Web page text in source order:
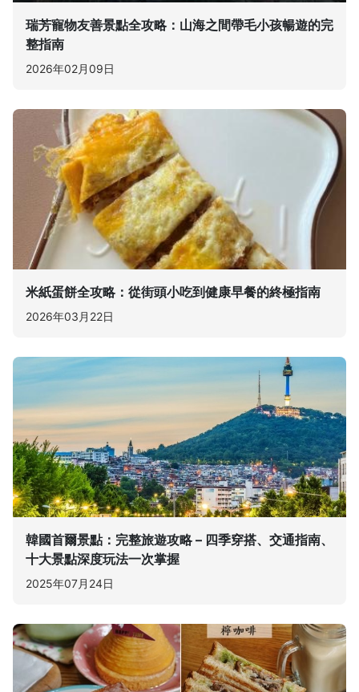
瑞芳寵物友善景點全攻略：山海之間帶毛小孩暢遊的完
整指南
2026年02月09日
米紙蛋餅全攻略：從街頭小吃到健康早餐的終極指南
2026年03月22日
韓國首爾景點：完整旅遊攻略 – 四季穿搭、交通指南、
十大景點深度玩法一次掌握
2025年07月24日